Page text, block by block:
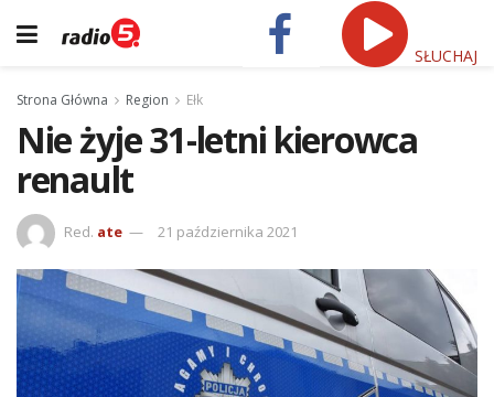
SŁUCHAJ
Strona Główna Region Ełk
Nie żyje 31-letni kierowca
renault
Red. ate 21 października 2021